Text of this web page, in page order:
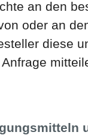
an den
oder an
diese